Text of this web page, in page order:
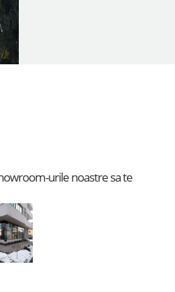
urile noastre sa te